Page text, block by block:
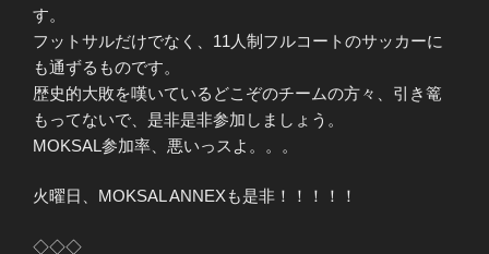
す。
フットサルだけでなく、11人制フルコートのサッカーに
も通ずるものです。
歴史的大敗を嘆いているどこぞのチームの方々、引き篭
もってないで、是非是非参加しましょう。
MOKSAL参加率、悪いっスよ。。。
火曜日、MOKSAL ANNEXも是非！！！！！
◇◇◇